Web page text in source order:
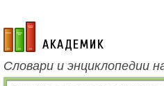
academic.ru
Словари и энциклопедии